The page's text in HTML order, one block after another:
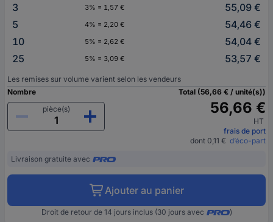
3
3% = 1,57 €
55,09 €
5
4% = 2,20 €
54,46 €
10
5% = 2,62 €
54,04 €
25
5% = 3,09 € 53,57 €
Les remises sur volume varient selon les vendeurs
Nombre
pièce(s)
Total (56,66 € / unité(s))
56,66 €
HT
frais de port
dont 0,11 € d’éco-part
Livraison gratuite avec
Ajouter au panier
Droit de retour de 14 jours inclus (30 jours avec )